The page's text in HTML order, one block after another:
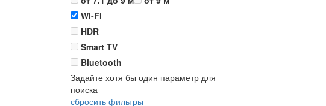
Wi-Fi
HDR
Smart TV
Bluetooth
Задайте хотя бы один параметр для
поиска
сбросить фильтры